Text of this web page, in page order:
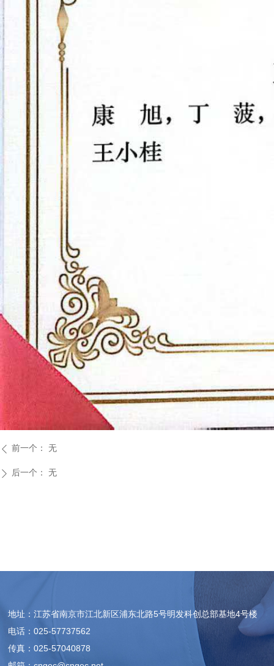
ꄴ 前一个： 无
ꄲ 后一个： 无
地址：江苏省南京市江北新区浦东北路5号明发科创总部基地4号楼
电话：025-57737562
传真：025-57040878